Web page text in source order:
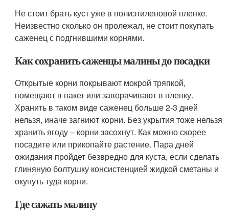
Не стоит брать куст уже в полиэтиленовой пленке.
Неизвестно сколько он пролежал, не стоит покупать
саженец с подгнившими корнями.
Как сохранить саженцы малины до посадки
Открытые корни покрывают мокрой тряпкой,
помещают в пакет или заворачивают в пленку.
Хранить в таком виде саженец больше 2-3 дней
нельзя, иначе загниют корни. Без укрытия тоже нельзя
хранить ягоду – корни засохнут. Как можно скорее
посадите или прикопайте растение. Пара дней
ожидания пройдет безвредно для куста, если сделать
глиняную болтушку консистенцией жидкой сметаны и
окунуть туда корни.
Где сажать малину